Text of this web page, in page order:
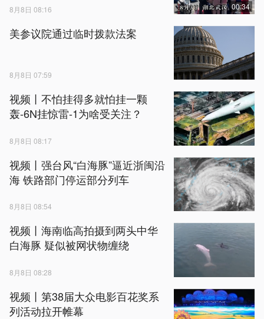
8月8日 08:16 00:34
美参议院通过临时拨款法案
8月8日 07:59
视频丨不怕挂得多就怕挂一颗
轰-6N挂惊雷-1为啥受关注？
8月8日 08:17
视频丨强台风“白海豚”逼近浙闽沿
海 铁路部门停运部分列车
8月8日 08:54
视频丨海南临高拍摄到两头中华
白海豚 疑似被网状物缠绕
8月8日 08:28
视频丨第38届大众电影百花奖系
列活动拉开帷幕